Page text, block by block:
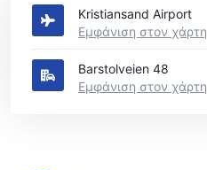
Kristiansand Airport
Εμφάνιση στον χάρτη
Barstolveien 48
Εμφάνιση στον χάρτη